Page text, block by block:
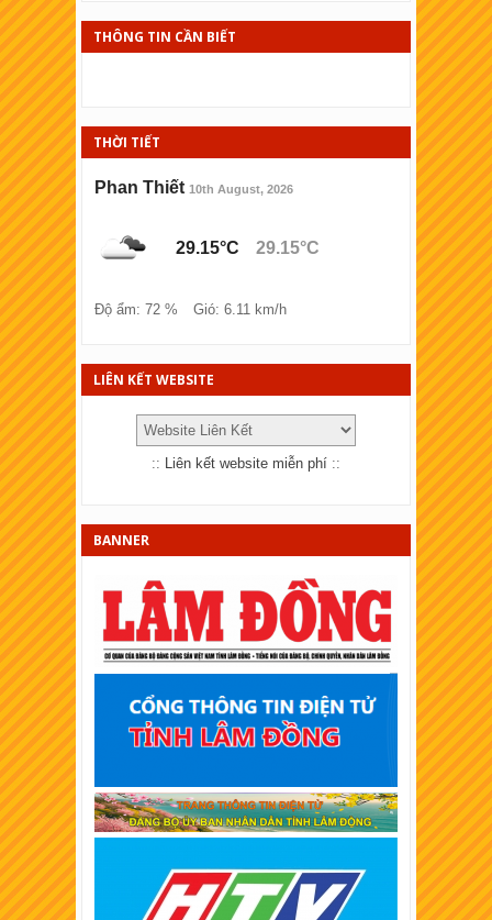
XSKT Phú Yên
XSKT Ninh Thuận
XSKT Bình Ðịnh
XSKT Lào cai
XSKT Bắc Ninh
XSKT Bến Tre
XSKT Sóc Trăng
XSKT Cần Thơ
XSKT An Giang
XSKT Bình Thuận
XSKT Vĩnh Long
XSKT Bình Dương
XSKT Long An
THÔNG TIN CẦN BIẾT
THỜI TIẾT
Phan Thiết 10th August, 2026
29.15°C 29.15°C
Độ ẩm: 72 % Gió: 6.11 km/h
LIÊN KẾT WEBSITE
:: Liên kết website miễn phí ::
BANNER